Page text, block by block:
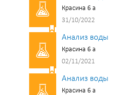
Красина 6 а
31/10/2022
Анализ воды
Красина 6 а
02/11/2021
Анализ воды
Красина 6 а